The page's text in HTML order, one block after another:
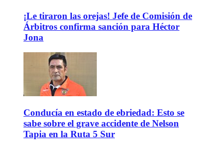
¡Le tiraron las orejas! Jefe de Comisión de
Árbitros confirma sanción para Héctor
Jona
Conducía en estado de ebriedad: Esto se
sabe sobre el grave accidente de Nelson
Tapia en la Ruta 5 Sur